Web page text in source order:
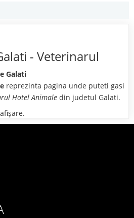
- Veterinarul
Galati
reprezinta pagina unde puteti gasi
Hotel Animale din judetul Galati.